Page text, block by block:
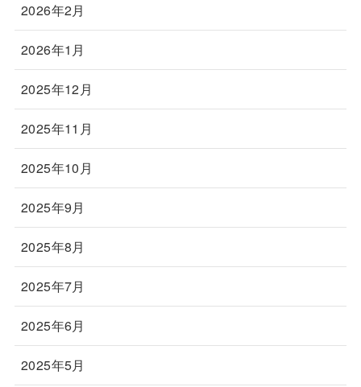
2026年2月
2026年1月
2025年12月
2025年11月
2025年10月
2025年9月
2025年8月
2025年7月
2025年6月
2025年5月